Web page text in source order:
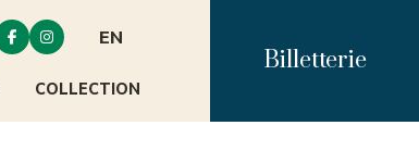
COLLECTION
  EN
Billetterie